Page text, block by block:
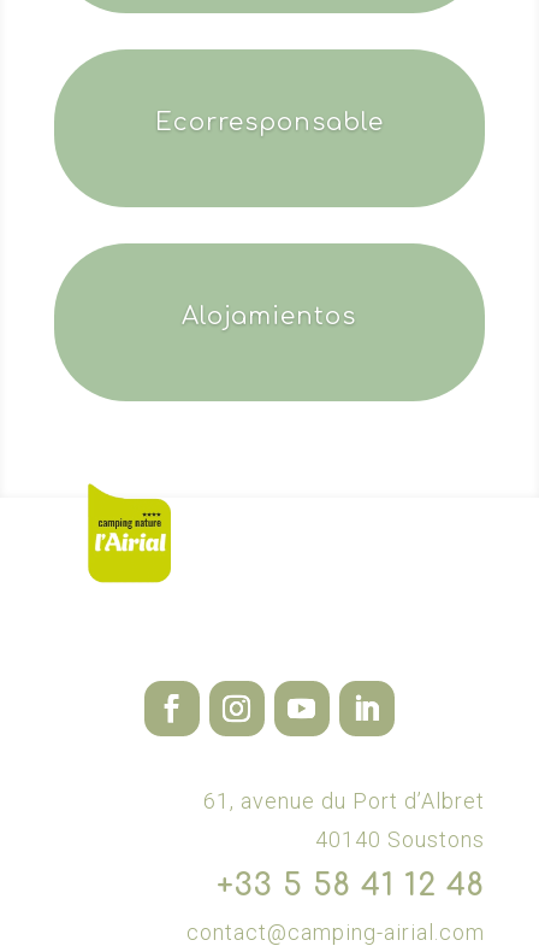
Ecorresponsable
Alojamientos
61, avenue du Port d’Albret
40140 Soustons
+33 5 58 41 12 48
contact@camping-airial.com